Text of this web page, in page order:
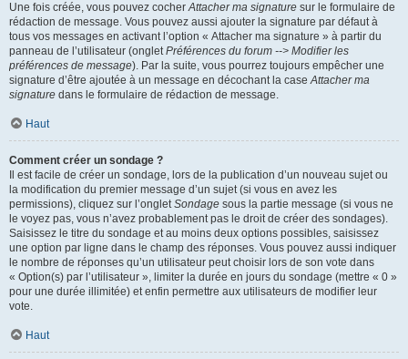
Une fois créée, vous pouvez cocherAttacher ma signature sur le formulaire de
rédaction de message. Vous pouvez aussi ajouter la signature par défaut à
tous vos messages en activant l’option « Attacher ma signature » à partir du
panneau de l’utilisateur (ongletPréférences du forum --> Modifier les
préférences de message). Par la suite, vous pourrez toujours empêcher une
signature d’être ajoutée à un message en décochant la caseAttacher ma
signature dans le formulaire de rédaction de message.
Haut
Comment créer un sondage ?
Il est facile de créer un sondage, lors de la publication d’un nouveau sujet ou
la modification du premier message d’un sujet (si vous en avez les
permissions), cliquez sur l’ongletSondage sous la partie message (si vous ne
le voyez pas, vous n’avez probablement pas le droit de créer des sondages).
Saisissez le titre du sondage et au moins deux options possibles, saisissez
une option par ligne dans le champ des réponses. Vous pouvez aussi indiquer
le nombre de réponses qu’un utilisateur peut choisir lors de son vote dans
« Option(s) par l’utilisateur », limiter la durée en jours du sondage (mettre « 0 »
pour une durée illimitée) et enfin permettre aux utilisateurs de modifier leur
vote.
Haut